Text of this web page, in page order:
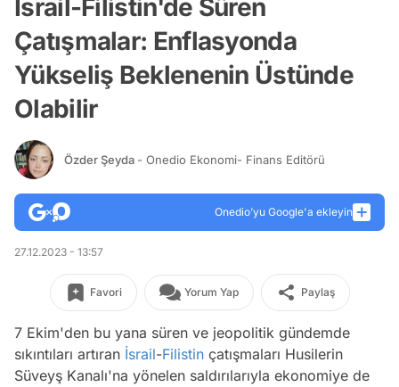
İsrail-Filistin'de Süren
Çatışmalar: Enflasyonda
Yükseliş Beklenenin Üstünde
Olabilir
Özder Şeyda - Onedio Ekonomi- Finans Editörü
Onedio’yu Google'a ekleyin
27.12.2023 - 13:57
Favori Yorum Yap Paylaş
7 Ekim'den bu yana süren ve jeopolitik gündemde
sıkıntıları artıran İsrail-Filistin çatışmaları Husilerin
Süveyş Kanalı'na yönelen saldırılarıyla ekonomiye de